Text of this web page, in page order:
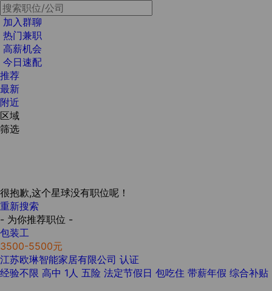
加入群聊
热门兼职
高薪机会
今日速配
推荐
最新
附近
区域
筛选
很抱歉,这个星球没有职位呢！
重新搜索
- 为你推荐职位 -
包装工
3500-5500元
江苏欧琳智能家居有限公司 认证
经验不限 高中 1人 五险 法定节假日 包吃住 带薪年假 综合补贴